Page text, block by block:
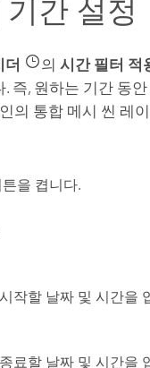
간 설정
더 의시간 필터 적
즉, 원하는 기간 동
의 통합 메시 씬 레
을 켭니다.
작할 날짜 및 시간을
료할 날짜 및 시간을